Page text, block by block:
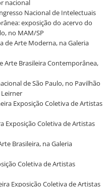
nacional
Nacional de Intelectuais
exposição do acervo do
no MAM/SP
de Arte Moderna, na Galeria
Arte Brasileira Contemporânea,
de São Paulo, no Pavilhão
Exposição Coletiva de Artistas
Exposição Coletiva de Artistas
Brasileira, na Galeria
Coletiva de Artistas
Exposição Coletiva de Artistas